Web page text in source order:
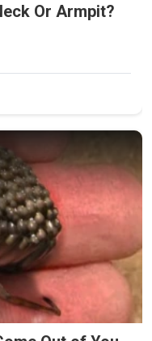
Or Armpit?